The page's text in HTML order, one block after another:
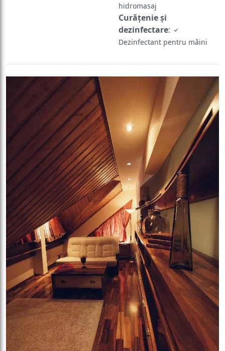
hidromasaj
Curățenie și
dezinfectare:
Dezinfectant pentru mâini